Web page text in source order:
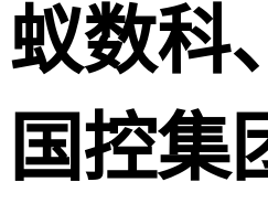
蚁数科
国控集